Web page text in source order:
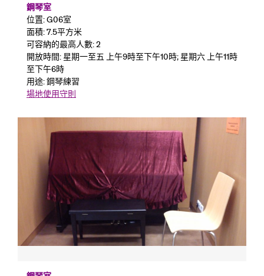
鋼琴室
位置: G06室
面積: 7.5平方米
可容納的最高人數: 2
開放時間: 星期一至五 上午9時至下午10時; 星期六 上午11時
至下午6時
用途: 鋼琴練習
場地使用守則